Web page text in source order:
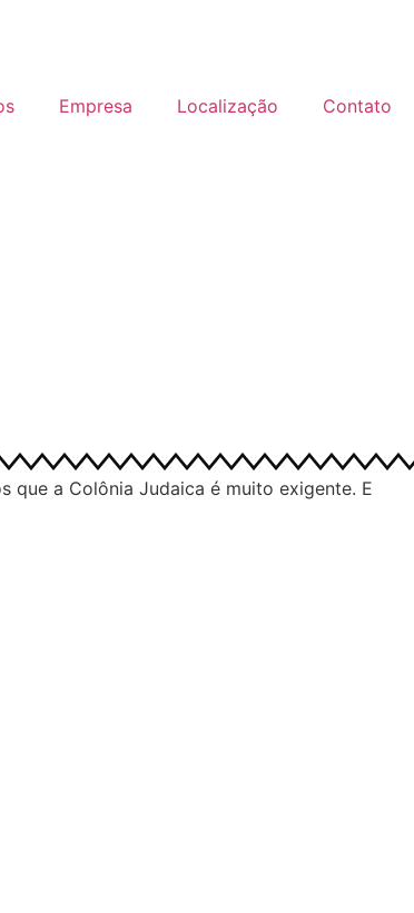
Empresa Localização Contato
que a Colônia Judaica é muito exigente. E